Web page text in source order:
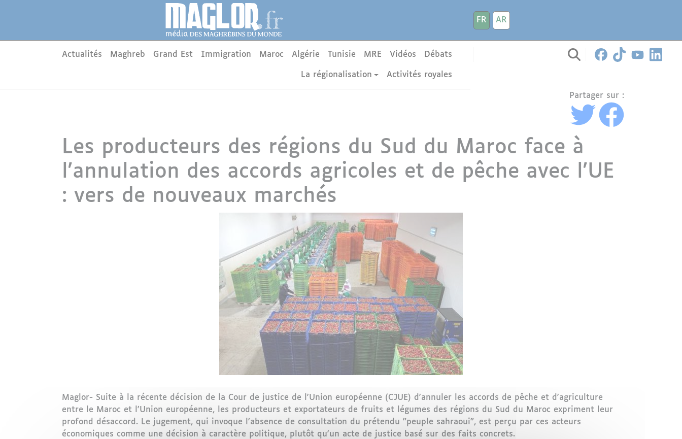
FR
AR
Main menu
Actualités Maghreb Grand Est Immigration Maroc Algérie Tunisie MRE Vidéos Débats
La régionalisation Activités royales
Partager sur :
Les producteurs des régions du Sud du Maroc face à
l'annulation des accords agricoles et de pêche avec l'UE
: vers de nouveaux marchés
Maglor- Suite à la récente décision de la Cour de justice de l'Union européenne (CJUE) d'annuler les accords de pêche et d'agriculture
entre le Maroc et l'Union européenne, les producteurs et exportateurs de fruits et légumes des régions du Sud du Maroc expriment leur
profond désaccord. Le jugement, qui invoque l'absence de consultation du prétendu "peuple sahraoui", est perçu par ces acteurs
économiques comme une décision à caractère politique, plutôt qu'un acte de justice basé sur des faits concrets.